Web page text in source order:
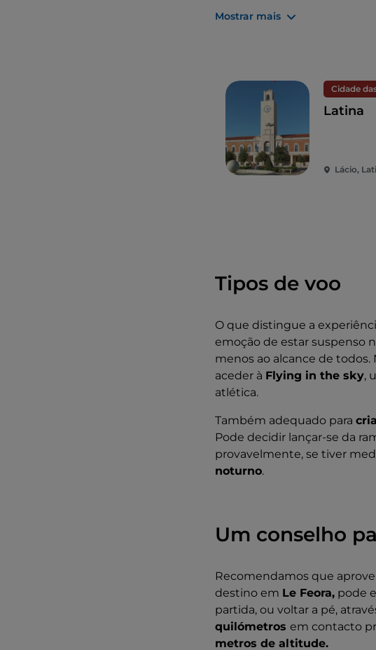
máximo de
Acabada a travessia, aqui
Travará em segurança e
Mostrar mais
Cidade
Latina
Lácio,
Tipos de voo
O que distingue a
emoção de estar suspenso
menos ao alcance de todos.
aceder à Flying in the sky,
atlética.
Também adequado para
Pode decidir lançar-se da
provavelmente, se tiver
noturno.
Um conselho
Recomendamos que
destino em Le Feora, pode
partida, ou voltar a pé,
quilómetros em contacto
metros de altitude.